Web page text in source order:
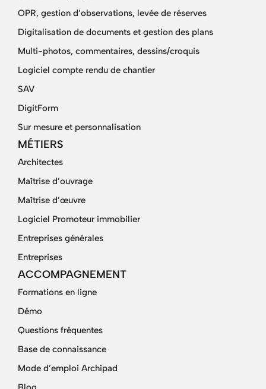
OPR, gestion d’observations, levée de réserves
Digitalisation de documents et gestion des plans
Multi-photos, commentaires, dessins/croquis
Logiciel compte rendu de chantier
SAV
DigitForm
Sur mesure et personnalisation
MÉTIERS
Architectes
Maîtrise d’ouvrage
Maîtrise d’œuvre
Logiciel Promoteur immobilier
Entreprises générales
Entreprises
ACCOMPAGNEMENT
Formations en ligne
Démo
Questions fréquentes
Base de connaissance
Mode d’emploi Archipad